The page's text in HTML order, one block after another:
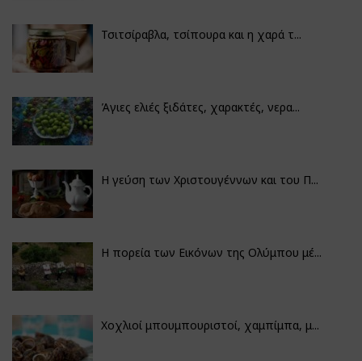
Τσιτσίραβλα, τσίπουρα και η χαρά τ...
Άγιες ελιές ξιδάτες, χαρακτές, νερα...
Η γεύση των Χριστουγέννων και του Π...
Η πορεία των Εικόνων της Ολύμπου μέ...
Χοχλιοί μπουμπουριστοί, χαμπίμπα, μ...